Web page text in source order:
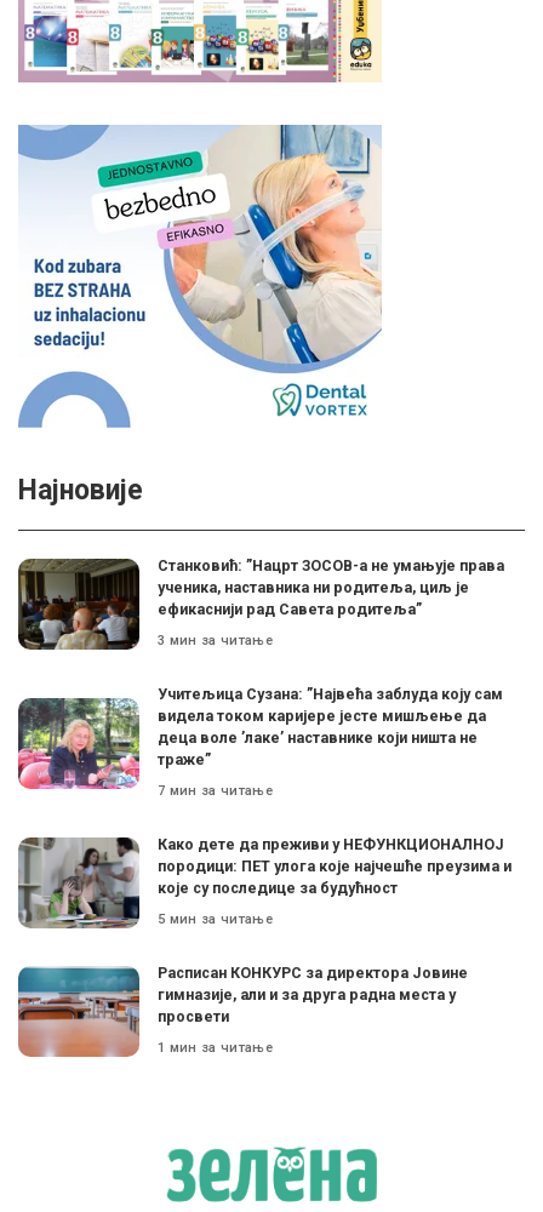
Најновије
Станковић: ”Нацрт ЗОСОВ-а не умањује права
ученика, наставника ни родитеља, циљ је
ефикаснији рад Савета родитеља”
3 мин за читање
Учитељица Сузана: ”Највећа заблуда коју сам
видела током каријере јесте мишљење да
деца воле ’лаке’ наставнике који ништа не
траже”
7 мин за читање
Како дете да преживи у НЕФУНКЦИОНАЛНОЈ
породици: ПЕТ улога које најчешће преузима и
које су последице за будућност
5 мин за читање
Расписан КОНКУРС за директора Јовине
гимназије, али и за друга радна места у
просвети
1 мин за читање